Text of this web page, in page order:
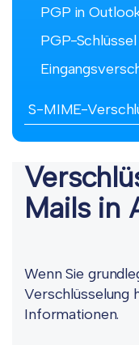
PGP in
PGP-
S-MIME-
Mails in
Wenn Sie
Verschlüsselung
Informationen.